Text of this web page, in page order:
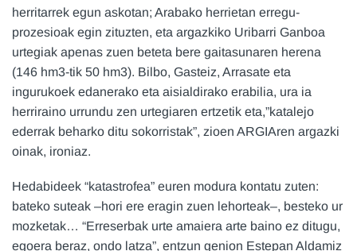
herritarrek egun askotan; Arabako herrietan erregu-
prozesioak egin zituzten, eta argazkiko Uribarri Ganboa
urtegiak apenas zuen beteta bere gaitasunaren herena
(146 hm3-tik 50 hm3). Bilbo, Gasteiz, Arrasate eta
ingurukoek edanerako eta aisialdirako erabilia, ura ia
herriraino urrundu zen urtegiaren ertzetik eta,”katalejo
ederrak beharko ditu sokorristak”, zioen ARGIAren argazki
oinak, ironiaz.
Hedabideek “katastrofea” euren modura kontatu zuten:
bateko suteak –hori ere eragin zuen lehorteak–, besteko ur
mozketak… “Erreserbak urte amaiera arte baino ez ditugu,
egoera beraz, ondo latza”, entzun genion Estepan Aldamiz